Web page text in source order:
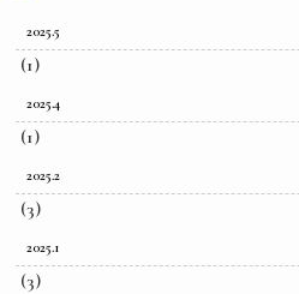
2025.5
(1)
2025.4
(1)
2025.2
(3)
2025.1
(3)